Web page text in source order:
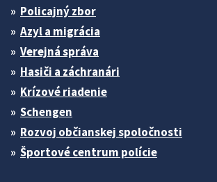
Policajný zbor
Azyl a migrácia
Verejná správa
Hasiči a záchranári
Krízové riadenie
Schengen
Rozvoj občianskej spoločnosti
Športové centrum polície